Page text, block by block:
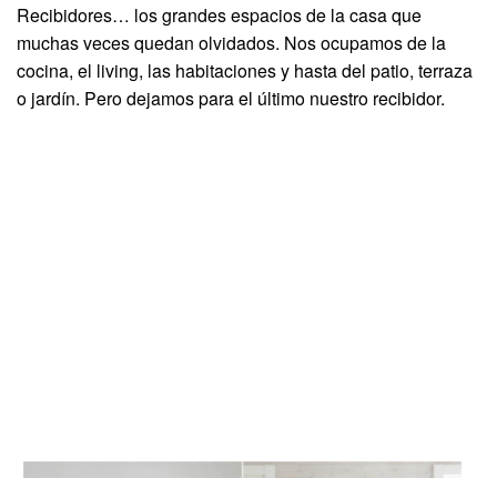
Recibidores… los grandes espacios de la casa que
muchas veces quedan olvidados. Nos ocupamos de la
cocina, el living, las habitaciones y hasta del patio, terraza
o jardín. Pero dejamos para el último nuestro recibidor.